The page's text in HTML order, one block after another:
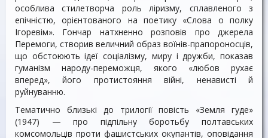
особлива стилетворча роль ліризму, сплавленого з
епічністю, орієнтованого на поетику «Слова о полку
Ігоревім». Гончар натхненно розповів про джерела
Перемоги, створив величний образ воїнів-прапороносців,
що обстоюють ідеї соціалізму, миру і дружби, показав
гуманізм народу-переможця, якого «любов рухає
вперед», його протистояння війні, ненависті й
руйнуванню.
Тематично близькі до трилогії повість «Земля гуде»
(1947) — про підпільну боротьбу полтавських
комсомольців проти фашистських окупантів, оповідання